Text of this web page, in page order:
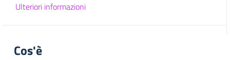
Ulteriori informazioni
Cos'è